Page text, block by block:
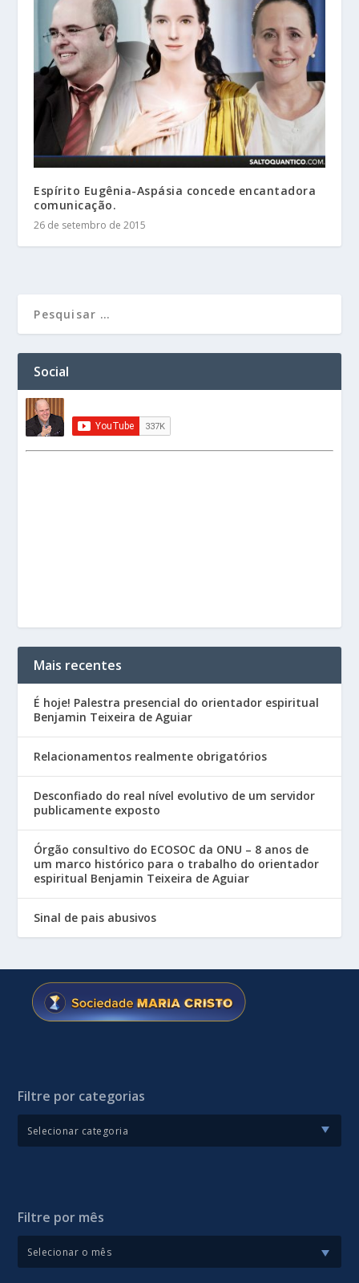
Espírito Eugênia-Aspásia concede encantadora
comunicação.
26 de setembro de 2015
Social
Mais recentes
É hoje! Palestra presencial do orientador espiritual
Benjamin Teixeira de Aguiar
Relacionamentos realmente obrigatórios
Desconfiado do real nível evolutivo de um servidor
publicamente exposto
Órgão consultivo do ECOSOC da ONU – 8 anos de
um marco histórico para o trabalho do orientador
espiritual Benjamin Teixeira de Aguiar
Sinal de pais abusivos
Filtre por categorias
Filtre por mês